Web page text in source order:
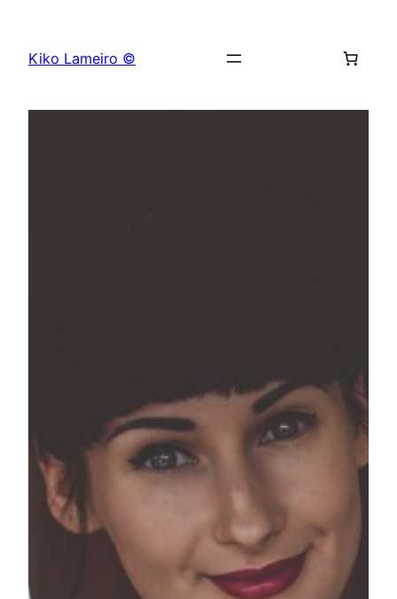
contenido
Kiko Lameiro ©